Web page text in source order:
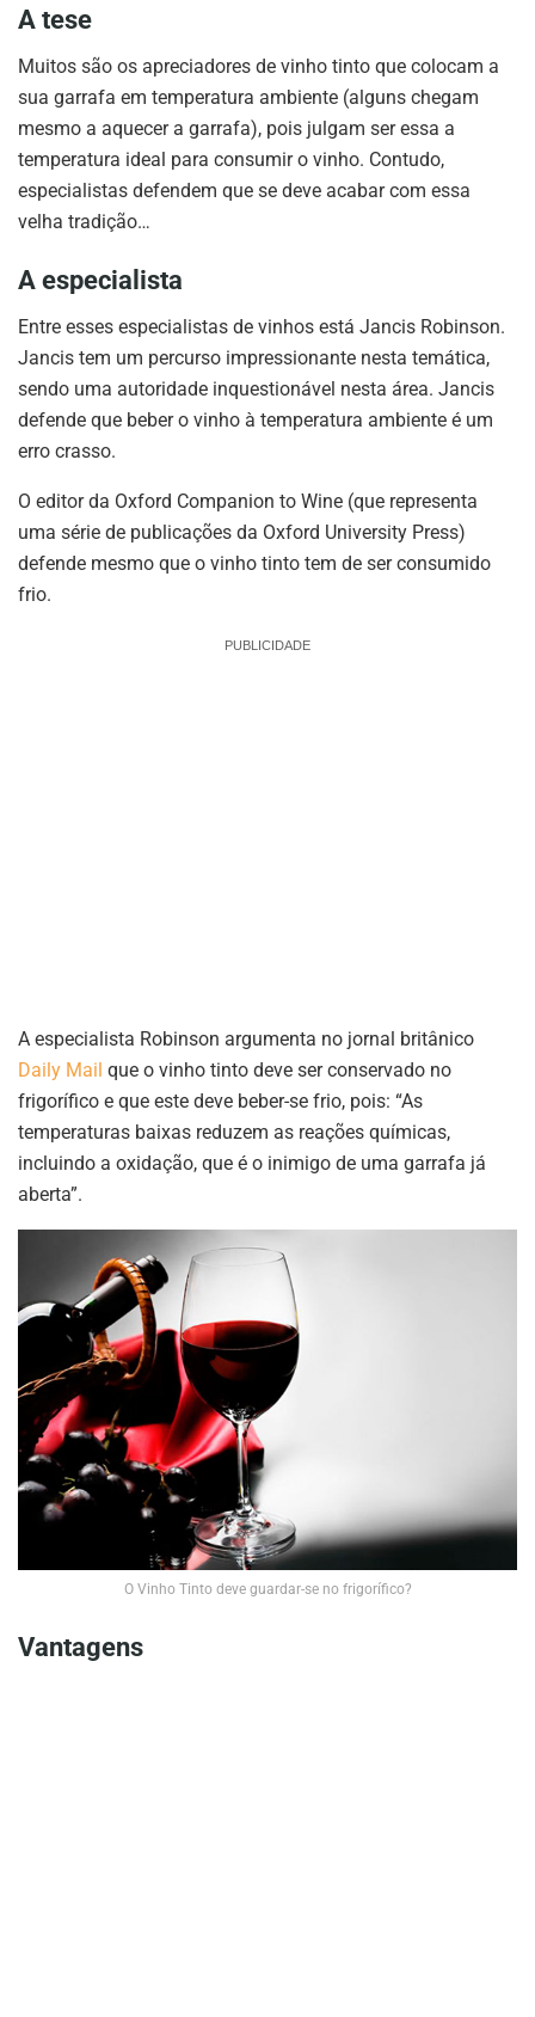
A tese
Muitos são os apreciadores de vinho tinto que colocam a
sua garrafa em temperatura ambiente (alguns chegam
mesmo a aquecer a garrafa), pois julgam ser essa a
temperatura ideal para consumir o vinho. Contudo,
especialistas defendem que se deve acabar com essa
velha tradição…
A especialista
Entre esses especialistas de vinhos está Jancis Robinson.
Jancis tem um percurso impressionante nesta temática,
sendo uma autoridade inquestionável nesta área. Jancis
defende que beber o vinho à temperatura ambiente é um
erro crasso.
O editor da Oxford Companion to Wine (que representa
uma série de publicações da Oxford University Press)
defende mesmo que o vinho tinto tem de ser consumido
frio.
PUBLICIDADE
A especialista Robinson argumenta no jornal britânico
Daily Mail que o vinho tinto deve ser conservado no
frigorífico e que este deve beber-se frio, pois: “As
temperaturas baixas reduzem as reações químicas,
incluindo a oxidação, que é o inimigo de uma garrafa já
aberta”.
O Vinho Tinto deve guardar-se no frigorífico?
Vantagens